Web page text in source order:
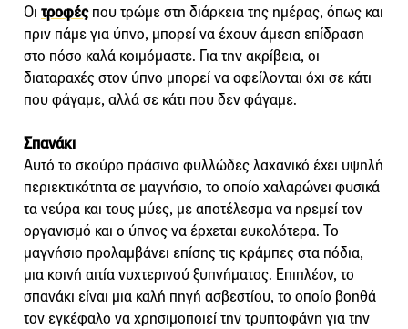
Οι τροφέςπου τρώμε στη διάρκεια της ημέρας, όπως και
πριν πάμε για ύπνο, μπορεί να έχουν άμεση επίδραση
στο πόσο καλά κοιμόμαστε. Για την ακρίβεια, οι
διαταραχές στον ύπνο μπορεί να οφείλονται όχι σε κάτι
που φάγαμε, αλλά σε κάτι που δεν φάγαμε.
Σπανάκι
Αυτό το σκούρο πράσινο φυλλώδες λαχανικό έχει υψηλή
περιεκτικότητα σε μαγνήσιο, το οποίο χαλαρώνει φυσικά
τα νεύρα και τους μύες, με αποτέλεσμα να ηρεμεί τον
οργανισμό και ο ύπνος να έρχεται ευκολότερα. Το
μαγνήσιο προλαμβάνει επίσης τις κράμπες στα πόδια,
μια κοινή αιτία νυχτερινού ξυπνήματος. Επιπλέον, το
σπανάκι είναι μια καλή πηγή ασβεστίου, το οποίο βοηθά
τον εγκέφαλο να χρησιμοποιεί την τρυπτοφάνη για την